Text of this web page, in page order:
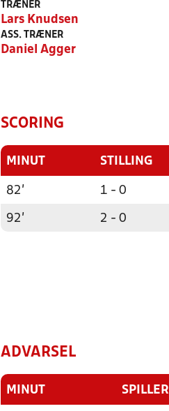
TRÆNER
Lars Knudsen
ASS. TRÆNER
Daniel Agger
SCORING
MINUT STILLING
82' 1 - 0
92' 2 - 0
ADVARSEL
MINUT SPILLER